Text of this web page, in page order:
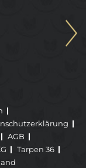
AGB
Tarpen 36